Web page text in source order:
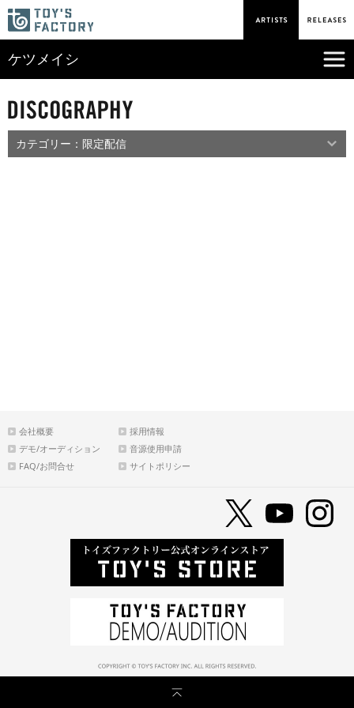
ケツメイシ
会社概要
採用情報
デモ/オーディション
音源使用申請
FAQ/お問合せ
サイトポリシー